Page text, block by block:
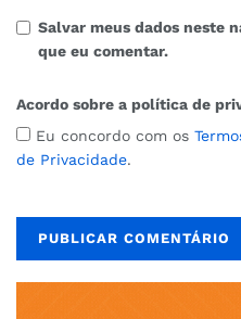
Salvar meus dados neste
que eu comentar.
Acordo sobre a política de
Eu concordo com os
de Privacidade.